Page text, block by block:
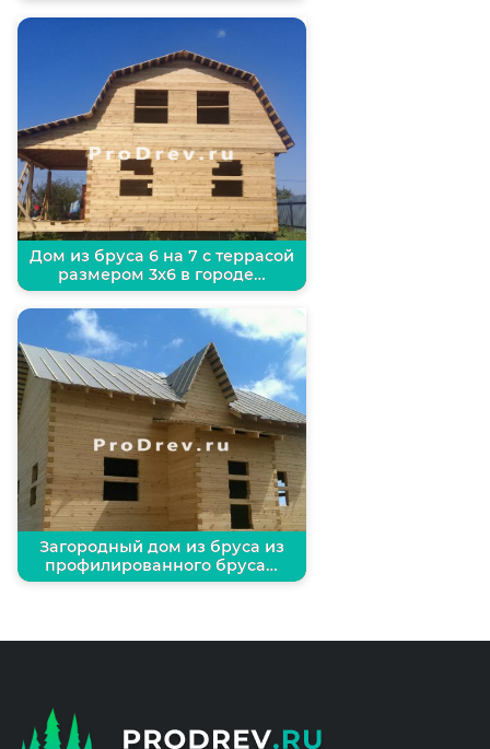
Дом из бруса 6 на 7 с террасой
размером 3х6 в городе…
Загородный дом из бруса из
профилированного бруса…